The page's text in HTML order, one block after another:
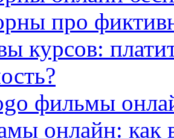
про
курсов:
фильмы
онлайн: как